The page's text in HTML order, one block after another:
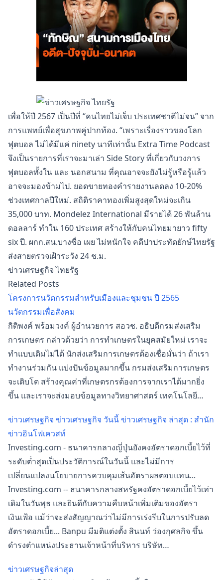
เพื่อให้ปี 2567 เป็นปีที่ “คนไทยไม่เจ็บ ประเทศชาติไม่จน” จาก
การแพทย์เพื่อสุขภาพคู่ปากท้อง. “เพราะเรื่องราวของโลก
ฟุตบอล ไม่ได้มีแค่ ninety นาทีเท่านั้น Extra Time Podcast
จึงเป็นรายการที่เราจะมาเล่า Side Story ที่เกี่ยวกับวงการ
ฟุตบอลทั้งใน และ นอกสนาม ที่คุณอาจจะยังไม่รู้หรือรู้แล้ว
อาจจะมองข้ามไป. ยอดขายทองคำรายงานลดลง 10-20%
ช่วงเทศกาลปีใหม่. สถิติราคาทองเพิ่มสูงสุดใหม่จะเกิน
35,000 บาท. Mondelez International มีรายได้ 26 พันล้าน
ดอลลาร์ ทำใน 160 ประเทศ สร้างให้กับคนไทยมายาว fifty
six ปี. ผกก.สน.บางซื่อ เผย ไม่หนักใจ คดีปาประทัดยักษ์ไทยรัฐ
ส่งสายตรวจเฝ้าระวัง 24 ช.ม.
ข่าวเศรษฐกิจ ไทยรัฐ
Related Posts
โครงการนวัตกรรมสำหรับเมืองและชุมชน ปี 2565
นวัตกรรมเพื่อสังคม
กิติพงค์ พร้อมวงค์ ผู้อำนวยการ สอวช. อธิบดีกรมส่งเสริม
การเกษตร กล่าวด้วยว่า การทำเกษตรในยุคสมัยใหม่ เราจะ
ทำแบบเดิมไม่ได้ นักส่งเสริมการเกษตรต้องเชื่อมั่นว่า ถ้าเรา
ทำงานร่วมกัน แบ่งปันข้อมูลมากขึ้น กรมส่งเสริมการเกษตร
จะเติบโต สร้างคุณค่าที่เกษตรกรต้องการจากเราได้มากยิ่ง
ขึ้น และเราจะส่งมอบข้อมูลทางวิทยาศาสตร์ เทคโนโลยี…
ข่าวเศรษฐกิจ ข่าวเศรษฐกิจ วันนี้ ข่าวเศรษฐกิจ ล่าสุด : สำนัก
ข่าวอินโฟเควสท์
Investing.com - ธนาคารกลางญี่ปุ่นยังคงอัตราดอกเบี้ยไว้ที่
ระดับต่ำสุดเป็นประวัติการณ์ในวันนี้ และไม่มีการ
เปลี่ยนแปลงนโยบายการควบคุมเส้นอัตราผลตอบแทน...
Investing.com -- ธนาคารกลางสหรัฐคงอัตราดอกเบี้ยไว้เท่า
เดิมในวันพุธ และยินดีกับความคืบหน้าเพิ่มเติมของอัตรา
เงินเฟ้อ แม้ว่าจะส่งสัญญาณว่าไม่มีการเร่งรีบในการปรับลด
อัตราดอกเบี้ย... Banpu มีมติแต่งตั้ง สินนท์ ว่องกุศลกิจ ขึ้น
ดำรงตำแหน่งประธานเจ้าหน้าที่บริหาร บริษัท…
ข่าวเศรษฐกิจล่าสุด